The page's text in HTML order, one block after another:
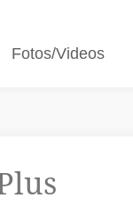
Fotos/Videos